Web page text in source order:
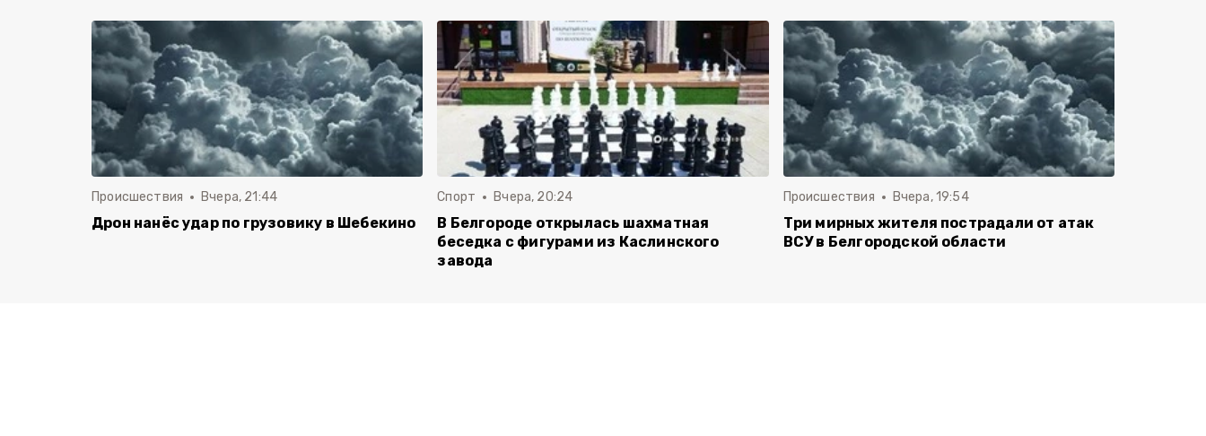
Происшествия Вчера, 21:44
Дрон нанёс удар по грузовику в Шебекино
Спорт Вчера, 20:24
В Белгороде открылась шахматная
беседка с фигурами из Каслинского
завода
Происшествия Вчера, 19:54
Три мирных жителя пострадали от атак
ВСУ в Белгородской области